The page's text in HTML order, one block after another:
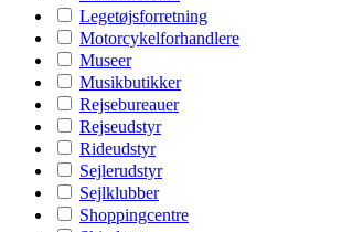
Legetøjsforretning
Motorcykelforhandlere
Museer
Musikbutikker
Rejsebureauer
Rejseudstyr
Rideudstyr
Sejlerudstyr
Sejlklubber
Shoppingcentre